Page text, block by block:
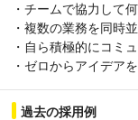
・チームで協力して
・複数の業務を同時
・自ら積極的にコミ
・ゼロからアイデア
過去の採用例